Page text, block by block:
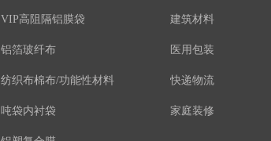
VIP高阻隔铝膜袋
铝箔玻纤布
纺织布棉布/功能性材料
吨袋内衬袋
建筑材料
医用包装
快递物流
家庭装修